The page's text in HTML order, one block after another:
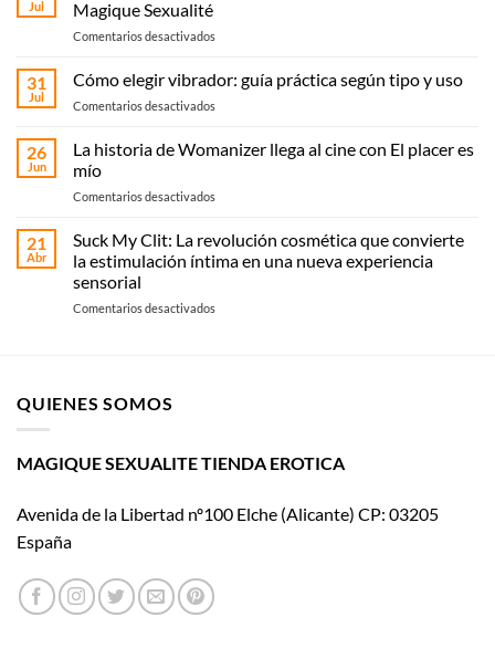
Jul
Magique Sexualité
Comentarios desactivadosen
shop
en
Elche:
online
en
Sexualité
31
Jul
Cómo elegir vibrador: guía práctica según tipo y uso
Comentarios desactivadosen
elegir
vibrador:
práctica
tipo
26
Jun
La historia de Womanizer llega al cine con El placer es
mío
Comentarios desactivadosen
historia
de
Womanizer
al
21
Abr
Suck My Clit: La revolución cosmética que convierte
la estimulación íntima en una nueva experiencia
sensorial
Comentarios desactivadosen
convierte
íntima
QUIENES SOMOS
MAGIQUE SEXUALITE TIENDA EROTICA
Avenida de la Libertad nº100 Elche (Alicante) CP: 03205
España